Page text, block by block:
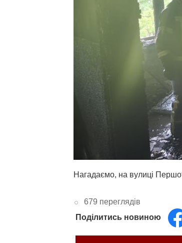
Нагадаємо, на вулиці
679 переглядів
Поділитись новиною